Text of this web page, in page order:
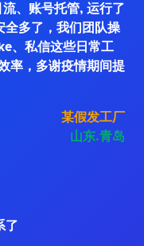
、账号托管, 运行了
全多了，我们团队操
、私信这些日常工
率，多谢疫情期间提
某假发工厂
山东.青岛
了